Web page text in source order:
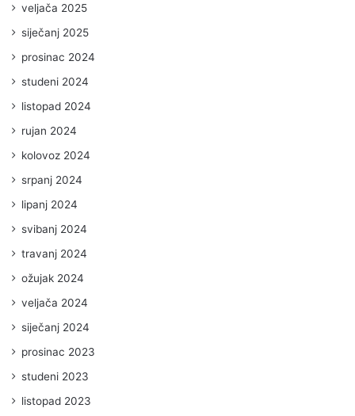
veljača 2025
siječanj 2025
prosinac 2024
studeni 2024
listopad 2024
rujan 2024
kolovoz 2024
srpanj 2024
lipanj 2024
svibanj 2024
travanj 2024
ožujak 2024
veljača 2024
siječanj 2024
prosinac 2023
studeni 2023
listopad 2023